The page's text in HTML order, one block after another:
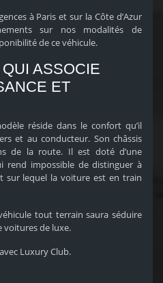
à Paris et sur la Côte d’Azur
sur nos modalités de
de ce véhicule.
ASSOCIE
ET
réside dans le confort qu’il
et au conducteur. Son châssis
de la route. Il est doté d’une
rend impossible de distinguer à
sur lequel la voiture est en train
tout terrain saura séduire
voitures de luxe.
Luxury Club.